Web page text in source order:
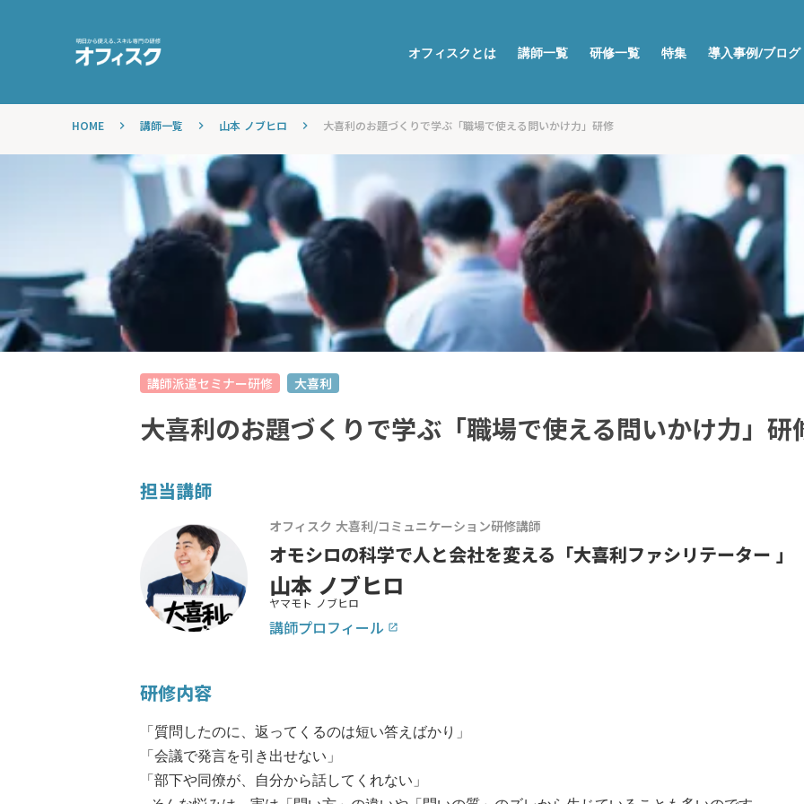
HOME keyboard_arrow_right 講師一覧 keyboard_arrow_right 山本 ノブヒロ keyboard_arrow_right 大喜利のお題づくりで学ぶ「職場で使える問いかけ力」研修
講師派遣セミナー研修 大喜利
大喜利のお題づくりで学ぶ「職場で使える問いかけ力」研
担当講師
オフィスク 大喜利/コミュニケーション研修講師
オモシロの科学で人と会社を変える「大喜利ファシリテーター 」
山本 ノブヒロ
ヤマモト ノブヒロ
講師プロフィール launch
研修内容
「質問したのに、返ってくるのは短い答えばかり」
「会議で発言を引き出せない」
「部下や同僚が、自分から話してくれない」
オフィスクとは 講師一覧 研修一覧 特集 導入事例/ブログ